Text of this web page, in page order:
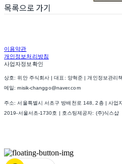
목록으로 가기
이용약관
개인정보처리방침
사업자정보확인
상호: 위안 주식회사 | 대표: 양혁준 | 개인정보관리
메일: misik-changgo@naver.com
주소: 서울특별시 서초구 방배천로 148, 2층 | 사업
2019-서울서초-1730호
| 호스팅제공자: (주)식스샵